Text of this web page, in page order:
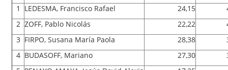
1
LEDESMA, Francisco Rafael 24,15
2 ZOFF, Pablo Nicolás 22,22
3 FIRPO, Susana María Paola 28,38
4 BUDASOFF, Mariano 27,30